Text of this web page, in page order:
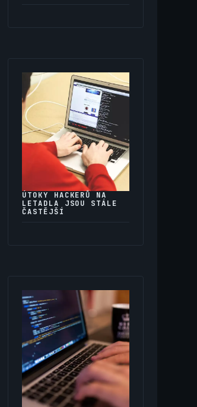
ÚTOKY HACKERŮ NA
LETADLA JSOU STÁLE
ČASTĚJŠÍ